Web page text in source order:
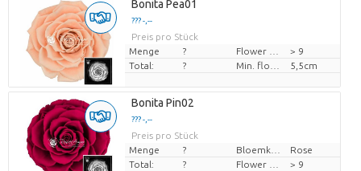
Bonita Pea01
??? -,--
Preis pro Stück
Menge
?
> 9
Total:
? 5,5cm
Bonita Pin02
??? -,--
Preis pro Stück
Menge
?
Rose
Total:
?
> 9